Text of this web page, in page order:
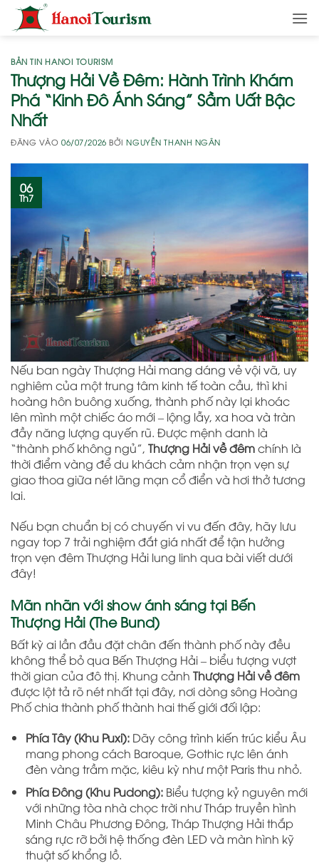
qua
dungBẢN TIN HANOI TOURISM
Thượng Hải Về Đêm: Hành Trình Khám
Phá “Kinh Đô Ánh Sáng” Sầm Uất Bậc
Nhất
ĐĂNG VÀO06/07/2026 BỞINGUYỄN THANH NGÂN
06
Th7
Nếu ban ngày Thượng Hải mang dáng vẻ vội vã, uy
nghiêm của một trung tâm kinh tế toàn cầu, thì khi
hoàng hôn buông xuống, thành phố này lại khoác
lên mình một chiếc áo mới – lộng lẫy, xa hoa và tràn
đầy năng lượng quyến rũ. Được mệnh danh là
“thành phố không ngủ”, Thượng Hải về đêmchính là
thời điểm vàng để du khách cảm nhận trọn vẹn sự
giao thoa giữa nét lãng mạn cổ điển và hơi thở tương
lai.
Nếu bạn chuẩn bị có chuyến vi vu đến đây, hãy lưu
ngay top 7 trải nghiệm đắt giá nhất để tận hưởng
trọn vẹn đêm Thượng Hải lung linh qua bài viết dưới
đây!
Mãn nhãn với show ánh sáng tại Bến
Thượng Hải (The Bund)
Bất kỳ ai lần đầu đặt chân đến thành phố này đều
không thể bỏ qua Bến Thượng Hải – biểu tượng vượt
thời gian của đô thị. Khung cảnh Thượng Hải về đêm
được lột tả rõ nét nhất tại đây, nơi dòng sông Hoàng
Phố chia thành phố thành hai thế giới đối lập:
Phía Tây (Khu Puxi):Dãy công trình kiến trúc kiểu Âu
mang phong cách Baroque, Gothic rực lên ánh
đèn vàng trầm mặc, kiêu kỳ như một Paris thu nhỏ.
Phía Đông (Khu Pudong):Biểu tượng kỷ nguyên mới
với những tòa nhà chọc trời như Tháp truyền hình
Minh Châu Phương Đông, Tháp Thượng Hải thắp
sáng rực rỡ bởi hệ thống đèn LED và màn hình kỹ
thuật số khổng lồ.